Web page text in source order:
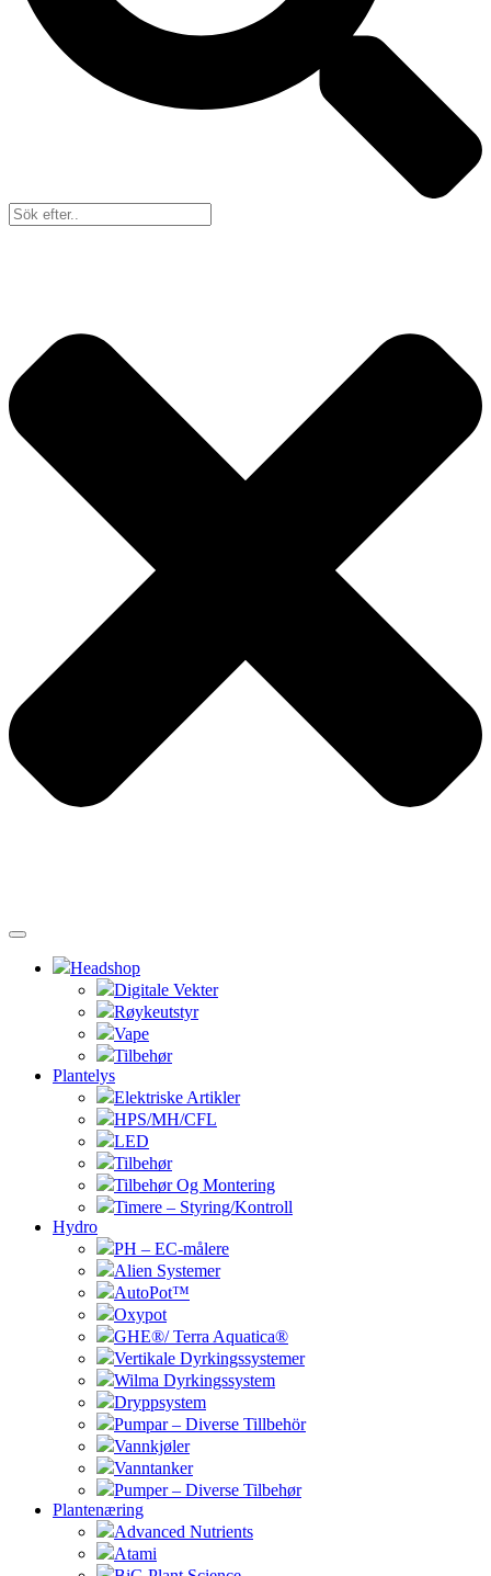
Headshop
Digitale Vekter
Røykeutstyr
Vape
Tilbehør
Plantelys
Elektriske Artikler
HPS/MH/CFL
LED
Tilbehør
Tilbehør Og Montering
Timere – Styring/Kontroll
Hydro
PH – EC-målere
Alien Systemer
AutoPot™
Oxypot
GHE®/ Terra Aquatica®
Vertikale Dyrkingssystemer
Wilma Dyrkingssystem
Dryppsystem
Pumpar – Diverse Tillbehör
Vannkjøler
Vanntanker
Pumper – Diverse Tilbehør
Plantenæring
Advanced Nutrients
Atami